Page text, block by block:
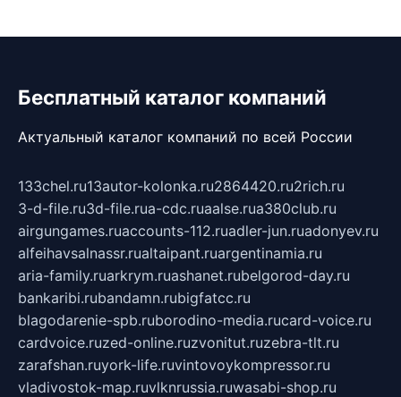
Бесплатный каталог компаний
Актуальный каталог компаний по всей России
133chel.ru13autor-kolonka.ru2864420.ru2rich.ru
3-d-file.ru3d-file.rua-cdc.ruaalse.rua380club.ru
airgungames.ruaccounts-112.ruadler-jun.ruadonyev.ru
alfeihavsalnassr.rualtaipant.ruargentinamia.ru
aria-family.ruarkrym.ruashanet.rubelgorod-day.ru
bankaribi.rubandamn.rubigfatcc.ru
blagodarenie-spb.ruborodino-media.rucard-voice.ru
cardvoice.ruzed-online.ruzvonitut.ruzebra-tlt.ru
zarafshan.ruyork-life.ruvintovoykompressor.ru
vladivostok-map.ruvlknrussia.ruwasabi-shop.ru